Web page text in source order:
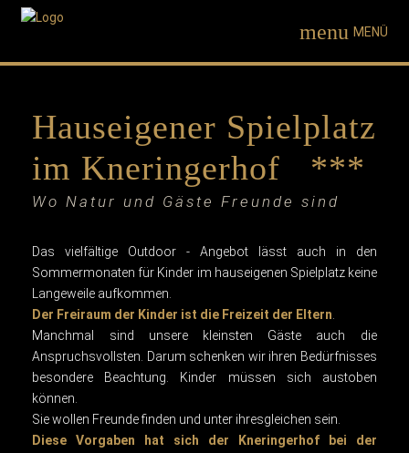
MENÜ
menu
Hauseigener Spielplatz
im Kneringerhof ***
Wo Natur und Gäste Freunde sind
Das vielfältige Outdoor - Angebot lässt auch in den
Sommermonaten für Kinder im hauseigenen Spielplatz keine
Langeweile aufkommen.
Der Freiraum der Kinder ist die Freizeit der Eltern
Manchmal sind unsere kleinsten Gäste auch die
Anspruchsvollsten. Darum schenken wir ihren Bedürfnisses
besondere Beachtung. Kinder müssen sich austoben
können.
Sie wollen Freunde finden und unter ihresgleichen sein.
Diese Vorgaben hat sich der Kneringerhof bei der